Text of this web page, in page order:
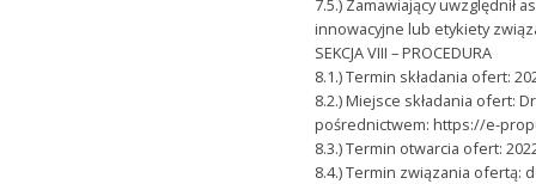
7.5.) Zamawiający uwzględnił
innowacyjne lub etykiety
SEKCJA VIII – PROCEDURA
8.1.) Termin składania ofert:
8.2.) Miejsce składania ofert:
pośrednictwem: https://e-
8.3.) Termin otwarcia ofert:
8.4.) Termin związania ofertą: